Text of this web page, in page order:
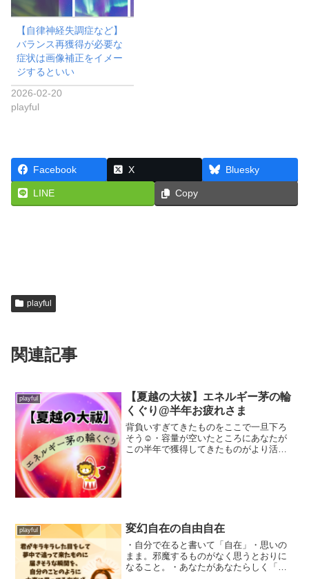
【自律神経失調症など】
バランス再獲得が必要な
症状は画像補正をイメー
ジするといい
2026-02-20
playful
Facebook X Bluesky
LINE Copy
playful
関連記事
playful
【夏越の大祓】エネルギー茅の輪
くぐり@半年お疲れさま
背負いすぎてきたものをここで一旦下ろ
そう☺︎・容量が空いたところにあなたが
この半年で獲得してきたものがより活か
playful 変幻自在の自由自在
・自分で在ると書いて「自在」・思いの
まま。邪魔するものがなく思うとおりに
なること。・あなたがあなたらしく「あ